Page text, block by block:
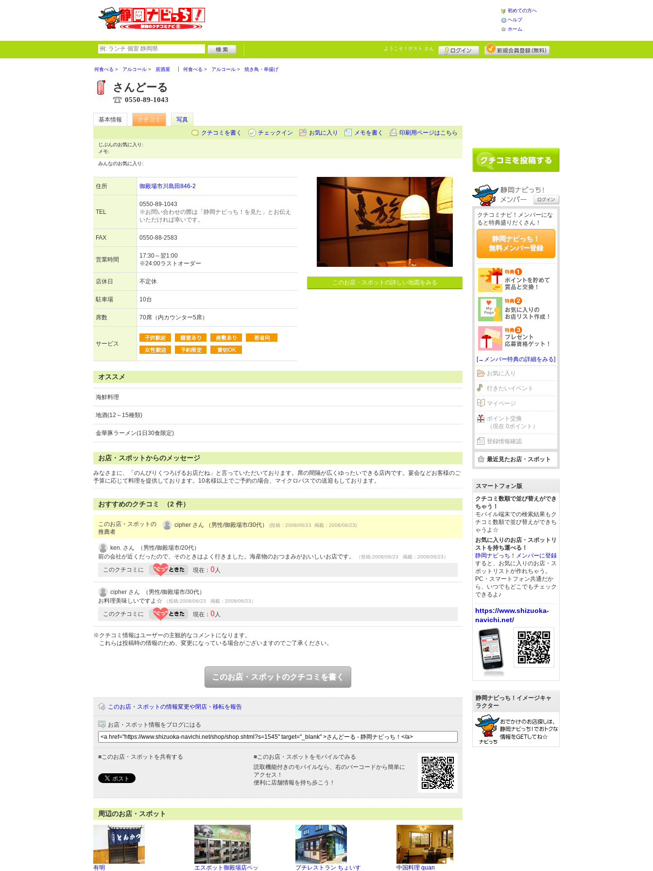
初めての方へ
ヘルプ
ホーム
ようこそ！ ゲスト さん
何食べる アルコール 居酒屋 何食べる アルコール 焼き鳥・串揚げ
さんどーる
0550-89-1043
基本情報 クチコミ
写真
クチコミを書く
チェックイン お気に入り メモを書く 印刷用ページはこちら
じぶんのお気に入り:
メモ:
みんなのお気に入り:
住所 御殿場市川島田846-2
TEL
0550-89-1043
※お問い合わせの際は「静岡ナビっち！を見た」とお伝え
いただければ幸いです。
FAX 0550-88-2583
営業時間
17:30～翌1:00
※24:00ラストオーダー
店休日 不定休
駐車場 10台
席数 70席（内カウンター5席）
サービス
このお店・スポットの詳しい地図をみる
オススメ
海鮮料理
地酒(12～15種類)
金華豚ラーメン(1日30食限定)
お店・スポットからのメッセージ
みなさまに、「のんびりくつろげるお店だね」と言っていただいております。席の間隔が広くゆったいできる店内です。宴会などお客様のご
予算に応じて料理を提供しております。10名様以上でご予約の場合、マイクロバスでの送迎もしております。
おすすめのクチコミ （2 件）
このお店・スポットの
推薦者
cipher さん （男性/御殿場市/30代） (投稿：2008/06/23 掲載：2008/06/23)
ken. さん （男性/御殿場市/20代）
前の会社が近くだったので、そのときはよく行きました。海産物のおつまみがおいしいお店です。
（投稿:2008/06/23 掲載：2008/06/23）
このクチコミに 現在： 0人
cipher さん （男性/御殿場市/30代）
お料理美味しいですよ☆
（投稿:2008/06/23 掲載：2008/06/23）
このクチコミに 現在： 0人
※クチコミ情報はユーザーの主観的なコメントになります。
これらは投稿時の情報のため、変更になっている場合がございますのでご了承ください。
このお店・スポットのクチコミを書く
このお店・スポットの情報変更や閉店・移転を報告
お店・スポット情報をブログにはる
■このお店・スポットを共有する ■このお店・スポットをモバイルでみる
読取機能付きのモバイルなら、右のバーコードから簡単に
アクセス！
便利に店舗情報を持ち歩こう！
周辺のお店・スポット
有明
エスポット御殿場店ペッ
プチレストラン ちょいす
中国料理 quan
クチコミナビ！メンバーにな
ると特典盛りだくさん！
静岡ナビっち！
無料メンバー登録
[→メンバー特典の詳細をみる]
お気に入り
行きたいイベント
マイページ
ポイント交換
（現在 0ポイント）
登録情報確認
最近見たお店・スポット
スマートフォン版
クチコミ数順で並び替えができ
ちゃう！
モバイル端末での検索結果もク
チコミ数順で並び替えができち
ゃうよ☆
お気に入りのお店・スポットリ
ストを持ち運べる！
静岡ナビっち！メンバーに登録
すると、お気に入りのお店・ス
ポットリストが作れちゃう。
PC・スマートフォン共通だか
ら、いつでもどこでもチェック
できるよ♪
https://www.shizuoka-
navichi.net/
静岡ナビっち！イメージキャ
ラクター